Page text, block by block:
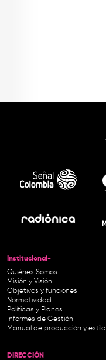
Institucional-
Quiénes Somos
Misión y Visión
Objetivos y funciones
Normatividad
Políticas y Planes
Informes de Gestión
Manual de producción y estilo
DIRECCIÓN